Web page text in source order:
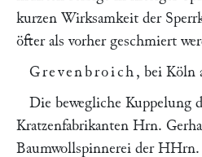
kurzen Wirksamkeit der
öfter als vorher geschmiert
Grevenbroich , bei Köln
Die bewegliche Kuppelung
Kratzenfabrikanten Hrn.
Baumwollspinnerei der HHrn.